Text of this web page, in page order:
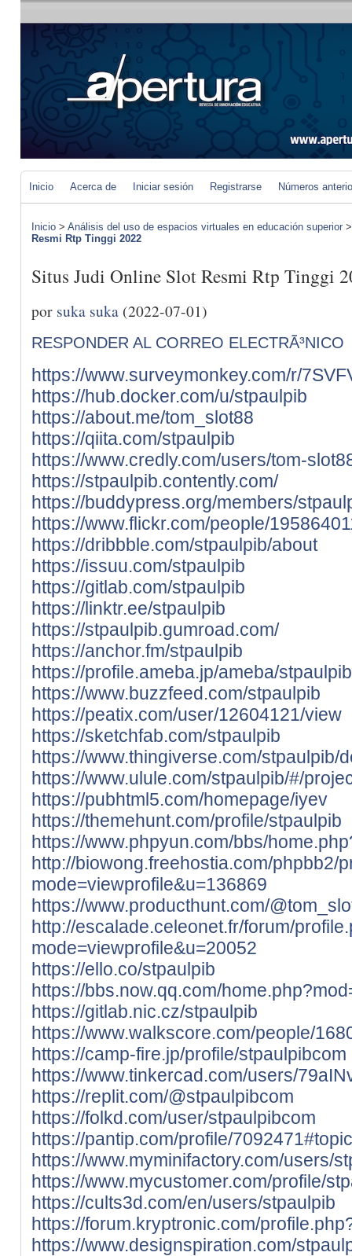
Inicio Acerca de Iniciar sesión Registrarse Números
Inicio > Análisis del uso de espacios virtuales en educación superior
Resmi Rtp Tinggi 2022
Situs Judi Online Slot Resmi Rtp Tinggi
por suka suka (2022-07-01)
RESPONDER AL CORREO ELECTRÃ³NICO
https://www.surveymonkey.com/r/
https://hub.docker.com/u/stpaulpib
https://about.me/tom_slot88
https://qiita.com/stpaulpib
https://www.credly.com/users/tom-
https://stpaulpib.contently.com/
https://buddypress.org/members/
https://www.flickr.com/people/
https://dribbble.com/stpaulpib/about
https://issuu.com/stpaulpib
https://gitlab.com/stpaulpib
https://linktr.ee/stpaulpib
https://stpaulpib.gumroad.com/
https://anchor.fm/stpaulpib
https://profile.ameba.jp/ameba/stpaulpib
https://www.buzzfeed.com/stpaulpib
https://peatix.com/user/12604121/view
https://sketchfab.com/stpaulpib
https://www.thingiverse.com/stpaulpib/
https://www.ulule.com/stpaulpib/#/
https://pubhtml5.com/homepage/iyev
https://themehunt.com/profile/stpaulpib
https://www.phpyun.com/bbs/
http://biowong.freehostia.com/phpbb2/
mode=viewprofile&u=136869
https://www.producthunt.com/
http://escalade.celeonet.fr/forum/
mode=viewprofile&u=20052
https://ello.co/stpaulpib
https://bbs.now.qq.com/
https://gitlab.nic.cz/stpaulpib
https://www.walkscore.com/people/
https://camp-fire.jp/profile/stpaulpibcom
https://www.tinkercad.com/users/
https://replit.com/@stpaulpibcom
https://folkd.com/user/stpaulpibcom
https://pantip.com/profile/
https://www.myminifactory.com/users/
https://www.mycustomer.com/profile/
https://cults3d.com/en/users/stpaulpib
https://forum.kryptronic.com/
https://www.designspiration.com/